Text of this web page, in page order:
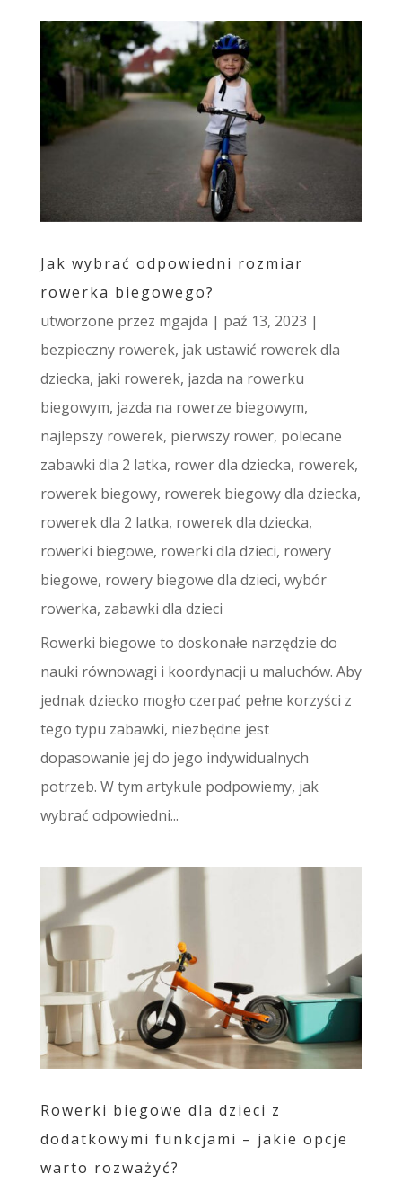
Jak wybrać odpowiedni rozmiar
rowerka biegowego?
utworzone przez mgajda | paź 13, 2023 |
bezpieczny rowerek, jak ustawić rowerek dla
dziecka, jaki rowerek, jazda na rowerku
biegowym, jazda na rowerze biegowym,
najlepszy rowerek, pierwszy rower, polecane
zabawki dla 2 latka, rower dla dziecka, rowerek,
rowerek biegowy, rowerek biegowy dla dziecka,
rowerek dla 2 latka, rowerek dla dziecka,
rowerki biegowe, rowerki dla dzieci, rowery
biegowe, rowery biegowe dla dzieci, wybór
rowerka, zabawki dla dzieci
Rowerki biegowe to doskonałe narzędzie do
nauki równowagi i koordynacji u maluchów. Aby
jednak dziecko mogło czerpać pełne korzyści z
tego typu zabawki, niezbędne jest
dopasowanie jej do jego indywidualnych
potrzeb. W tym artykule podpowiemy, jak
wybrać odpowiedni...
Rowerki biegowe dla dzieci z
dodatkowymi funkcjami – jakie opcje
warto rozważyć?